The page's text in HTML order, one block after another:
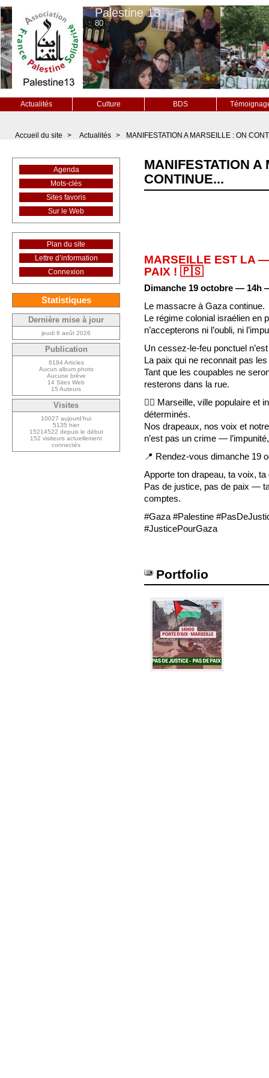
Palestine 13
80
Actualités Culture BDS
Accueil du site > Actualités > MANIFESTATION A MARSEILLE : ON
MANIFESTATION
CONTINUE...
MARSEILLE EST LA
PAIX ! 🇵🇸
Dimanche 19 octobre — 14h
Le massacre à Gaza continue.
Le régime colonial israélien en
n’accepterons ni l’oubli, ni
Un cessez-le-feu ponctuel
La paix qui ne reconnait pas
Tant que les coupables ne
resterons dans la rue.
✊🏽 Marseille, ville populaire
déterminés.
Nos drapeaux, nos voix et
n’est pas un crime —
📍 Rendez-vous dimanche 19
Apporte ton drapeau, ta voix, ta
Pas de justice, pas de paix —
comptes.
#Gaza #Palestine
#JusticePourGaza
Portfolio
Agenda
Mots-clés
Sites favoris
Sur le Web
Plan du site
Lettre d’information
Connexion
Statistiques
Dernière mise à jour
jeudi 6 août 2026
Publication
6194 Articles
Aucun album photo
Aucune brève
14 Sites Web
15 Auteurs
Visites
10027 aujourd’hui
5135 hier
15214522 depuis le début
152 visiteurs actuellement
connectés